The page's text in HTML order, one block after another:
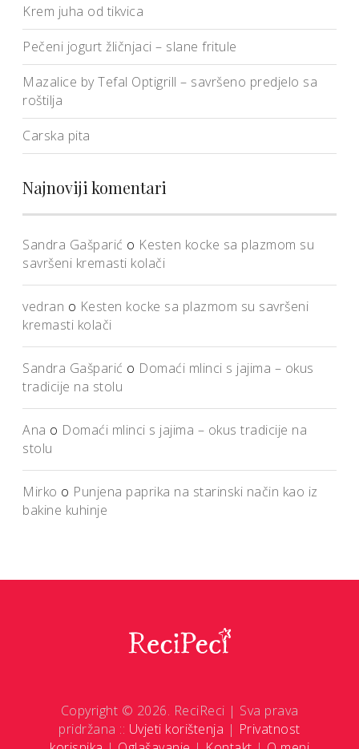
Krem juha od tikvica
Pečeni jogurt žličnjaci – slane fritule
Mazalice by Tefal Optigrill – savršeno predjelo sa
roštilja
Carska pita
Najnoviji komentari
Sandra Gašparić o Kesten kocke sa plazmom su
savršeni kremasti kolači
vedran o Kesten kocke sa plazmom su savršeni
kremasti kolači
Sandra Gašparić o Domaći mlinci s jajima – okus
tradicije na stolu
Ana o Domaći mlinci s jajima – okus tradicije na
stolu
Mirko o Punjena paprika na starinski način kao iz
bakine kuhinje
Copyright © 2026. ReciReci | Sva prava
pridržana :: Uvjeti korištenja | Privatnost